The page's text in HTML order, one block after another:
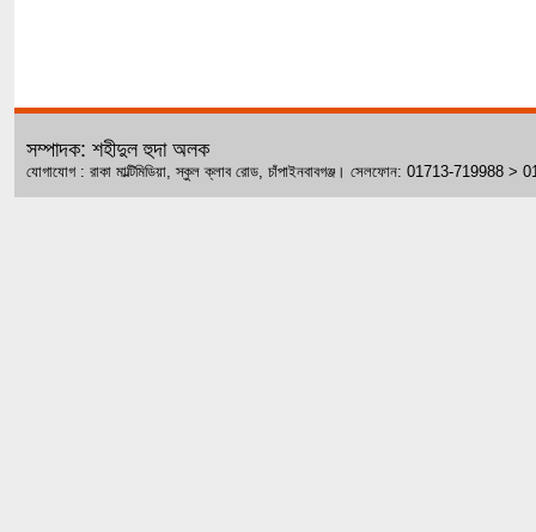
সম্পাদক: শহীদুল হুদা অলক
যোগাযোগ : রাকা মাল্টিমিডিয়া, স্কুল ক্লাব রোড, চাঁপাইনবাবগঞ্জ। সেলফোন: 01713-